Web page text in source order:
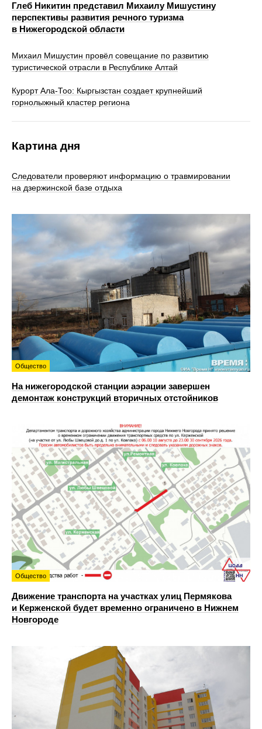
Глеб Никитин представил Михаилу Мишустину
перспективы развития речного туризма
в Нижегородской области
Михаил Мишустин провёл совещание по развитию
туристической отрасли в Республике Алтай
Курорт Ала-Тоо: Кыргызстан создает крупнейший
горнолыжный кластер региона
Картина дня
Следователи проверяют информацию о травмировании
на дзержинской базе отдыха
Общество
На нижегородской станции аэрации завершен
демонтаж конструкций вторичных отстойников
Общество
Движение транспорта на участках улиц Пермякова
и Керженской будет временно ограничено в Нижнем
Новгороде